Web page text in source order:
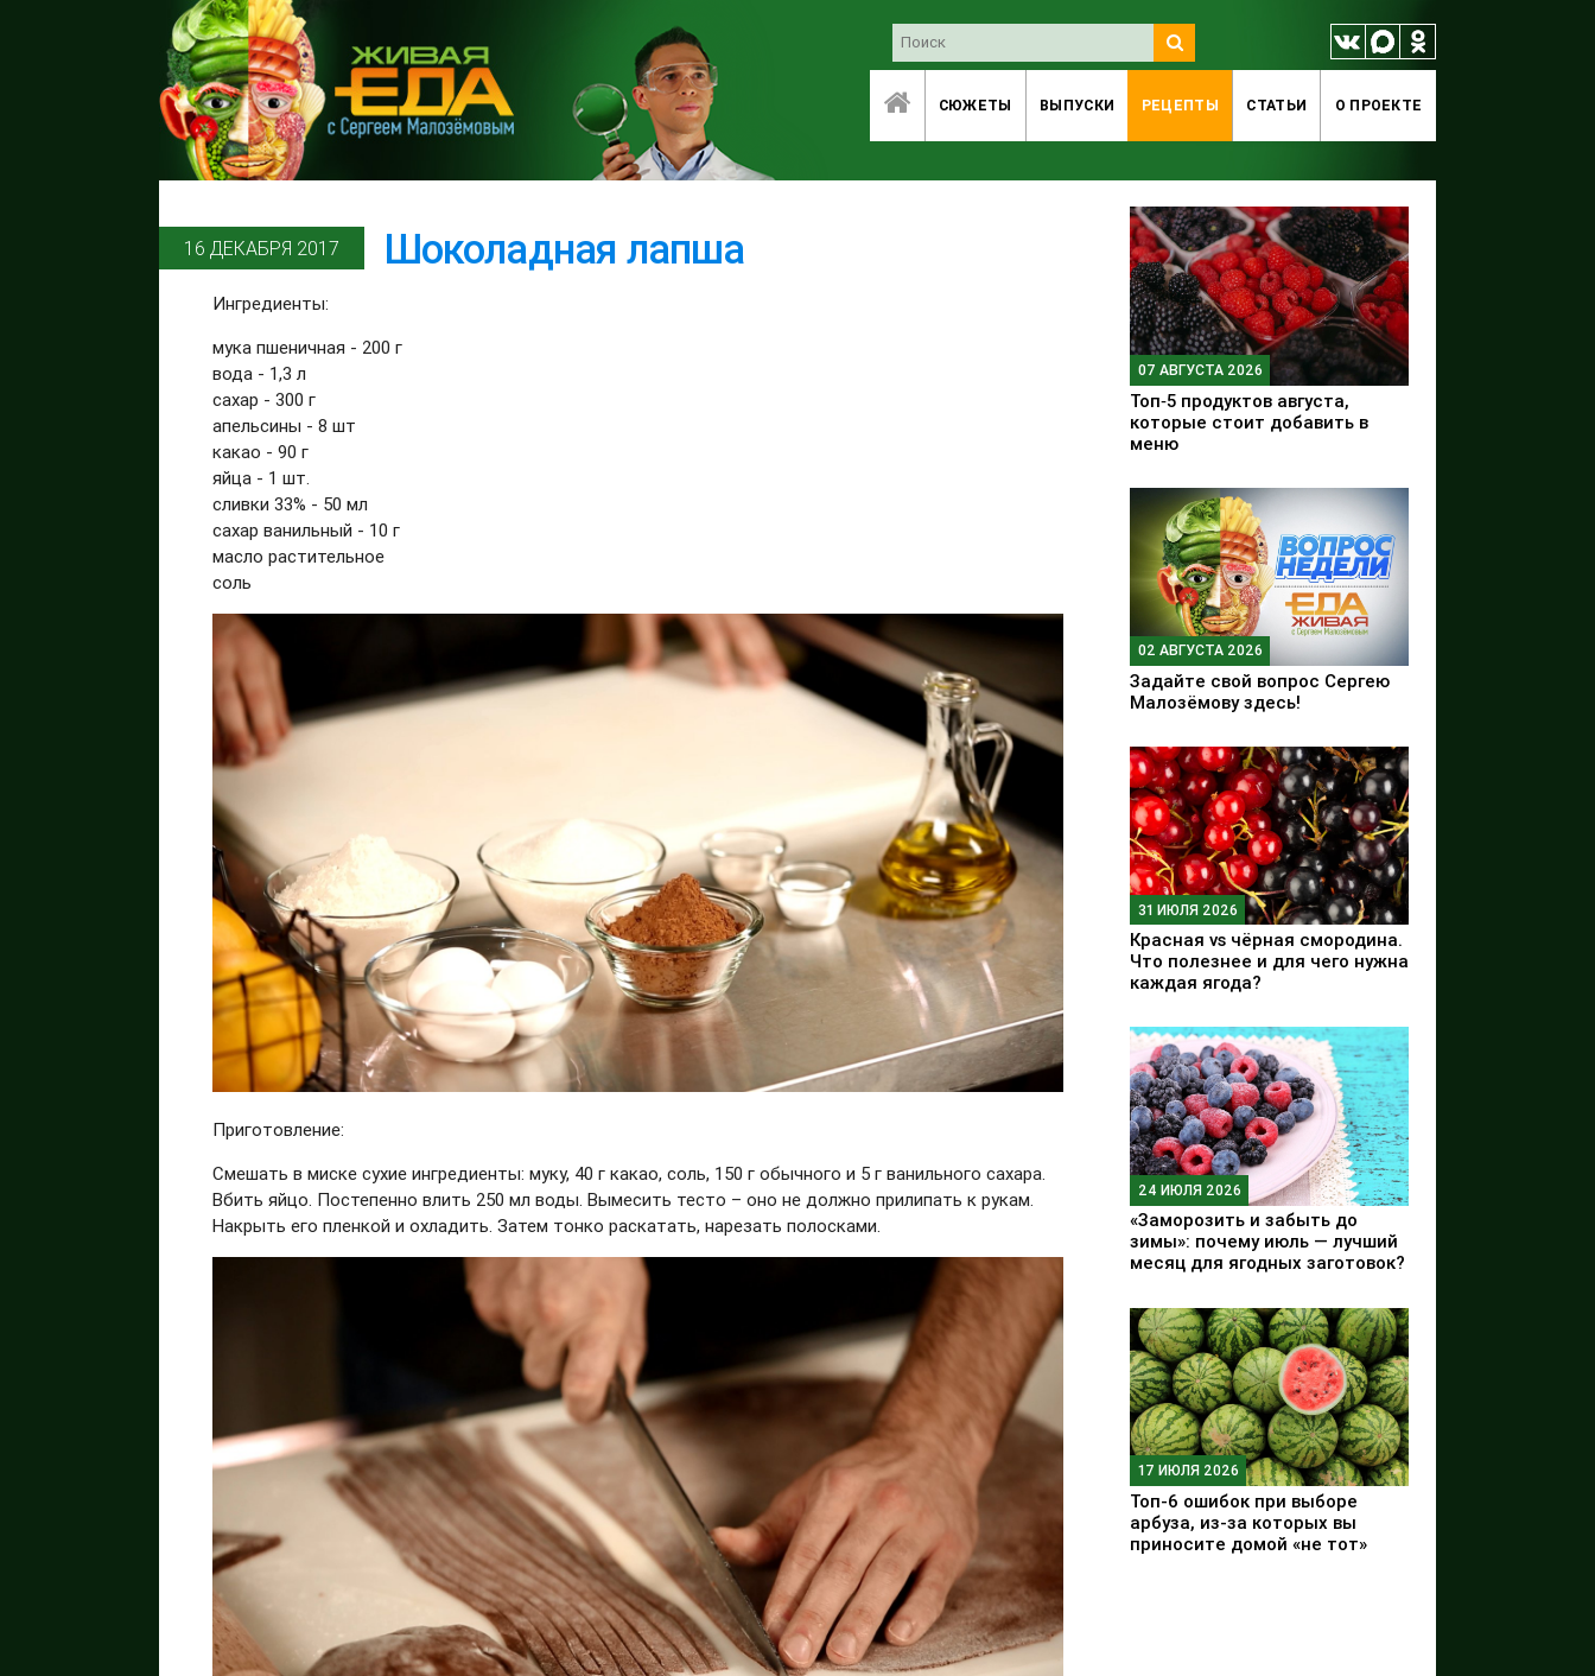
СЮЖЕТЫ ВЫПУСКИ РЕЦЕПТЫ СТАТЬИ O ПРОЕКТЕ
16 ДЕКАБРЯ 2017 Шоколадная лапша
Ингредиенты:
мука пшеничная - 200 г
вода - 1,3 л
сахар - 300 г
апельсины - 8 шт
какао - 90 г
яйца - 1 шт.
сливки 33% - 50 мл
сахар ванильный - 10 г
масло растительное
соль
Приготовление:
Смешать в миске сухие ингредиенты: муку, 40 г какао, соль, 150 г обычного и 5 г ванильного сахара.
Вбить яйцо. Постепенно влить 250 мл воды. Вымесить тесто – оно не должно прилипать к рукам.
Накрыть его пленкой и охладить. Затем тонко раскатать, нарезать полосками.
07 АВГУСТА 2026
Топ‑5 продуктов августа,
которые стоит добавить в
меню
02 АВГУСТА 2026
Задайте свой вопрос Сергею
Малозёмову здесь!
31 ИЮЛЯ 2026
Красная vs чёрная смородина.
Что полезнее и для чего нужна
каждая ягода?
24 ИЮЛЯ 2026
«Заморозить и забыть до
зимы»: почему июль — лучший
месяц для ягодных заготовок?
17 ИЮЛЯ 2026
Топ-6 ошибок при выборе
арбуза, из-за которых вы
приносите домой «не тот»